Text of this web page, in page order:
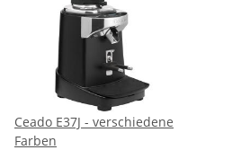
Ceado E37J - verschiedene
Farben